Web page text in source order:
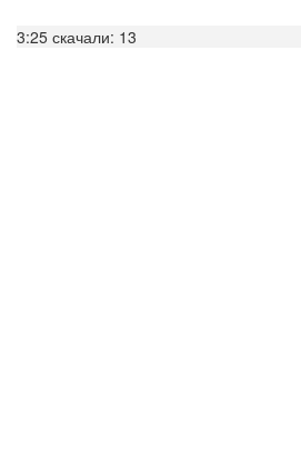
3:25 скачали: 13